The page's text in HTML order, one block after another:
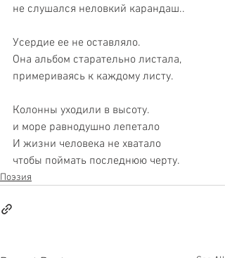
не слушался неловкий карандаш..
Усердие ее не оставляло.
Она альбом старательно листала,
примериваясь к каждому листу.
Колонны уходили в высоту.
и море равнодушно лепетало
И жизни человека не хватало
чтобы поймать последнюю черту.
Поэзия